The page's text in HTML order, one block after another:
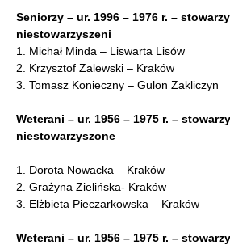
Seniorzy – ur. 1996 – 1976 r. –
niestowarzyszeni
1. Michał Minda – Liswarta Lisów
2. Krzysztof Zalewski – Kraków
3. Tomasz Konieczny – Gulon Zakliczyn
Weterani – ur. 1956 – 1975 r. –
niestowarzyszone
1. Dorota Nowacka – Kraków
2. Grażyna Zielińska- Kraków
3. Elżbieta Pieczarkowska – Kraków
Weterani – ur. 1956 – 1975 r. –